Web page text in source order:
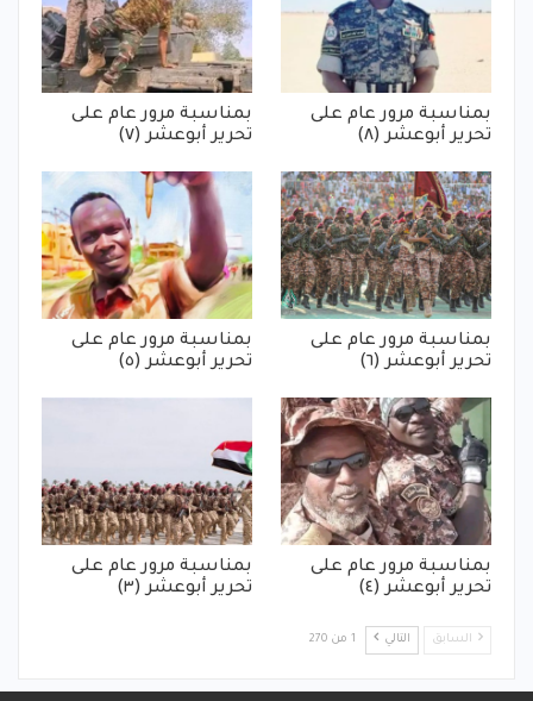
بمناسبة مرور عام على
تحرير أبوعشر (٨)
بمناسبة مرور عام على
تحرير أبوعشر (٧)
بمناسبة مرور عام على
تحرير أبوعشر (٦)
بمناسبة مرور عام على
تحرير أبوعشر (٥)
بمناسبة مرور عام على
تحرير أبوعشر (٤)
بمناسبة مرور عام على
تحرير أبوعشر (٣)
السابق التالي 1 من 270